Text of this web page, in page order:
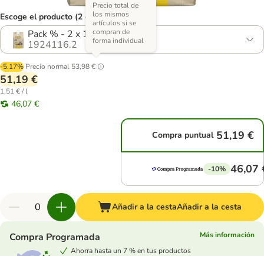
Escoge el producto (2 opciones)
Pack % - 2 x 17 l
1924116.2
-5.17% Precio normal 53,98 €
Precio total de
los mismos
artículos si se
compran de
forma individual
51,19 €
1,51 € / l
46,07 €
Compra puntual 51,19 €
-10% 46,07
Añadir a la cestaAñadir a la cesta
Compra Programada
Más información
Ahorra hasta un 7 % en tus productos